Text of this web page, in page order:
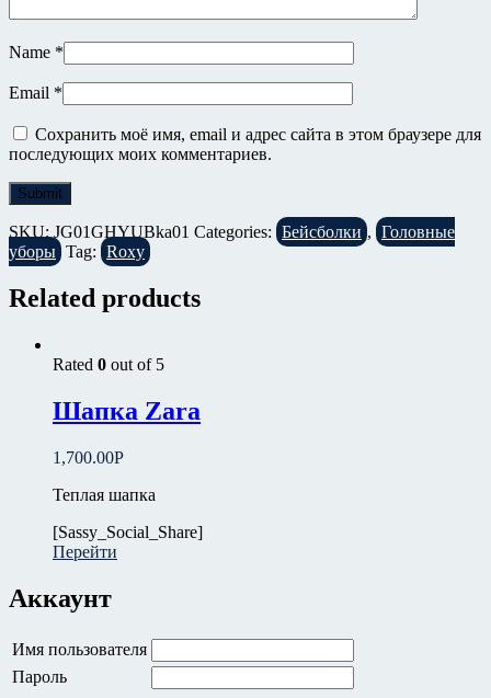
Name *
Email *
Сохранить моё имя, email и адрес сайта в этом браузере для
последующих моих комментариев.
SKU: JG01GHYUBka01 Categories: Бейсболки , Головные
уборы Tag: Roxy
Related products
Rated 0 out of 5
Шапка Zara
1,700.00Р
Теплая шапка
[Sassy_Social_Share]
Перейти
Аккаунт
Имя пользователя
Пароль